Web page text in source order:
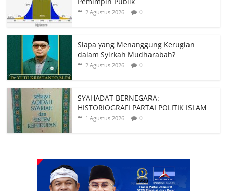
2 Agustus 2026 0
Siapa yang Menanggung Kerugian
dalam Syirkah Mudharabah?
2 Agustus 2026 0
SYAHADAT BERNEGARA:
HISTORIOGRAFI PARTAI POLITIK ISLAM
1 Agustus 2026 0